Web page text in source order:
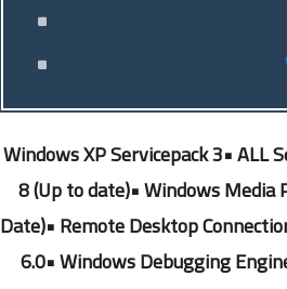
Windows XP Servicepack 3•
8 (Up to date)• Windows
Date)• Remote Desktop
6.0• Windows Debugging